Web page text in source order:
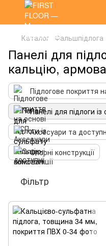
Каталог Фальшпідлога
Панелі для
кальцію,
Підлогове покриття
Аксесуари та
Опорні конструкції
Фільтр